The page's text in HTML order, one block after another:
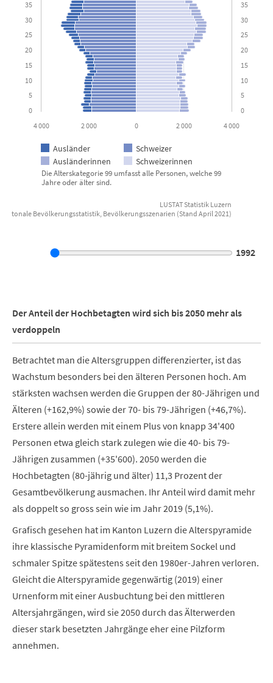
Die Alterskategorie 99 umfasst alle Personen, welche 99
Jahre oder älter sind.
Ausländer
Schweizer
Ausländerinnen
Schweizerinnen
4 000 2 000 0 2 000 4 000
0
5
10
15
20
25
30
35
0
5
10
15
20
25
30
35
LUSTAT Statistik Luzern
Kantonale Bevölkerungsstatistik, Bevölkerungsszenarien (Stand April 2021)
1992
Der Anteil der Hochbetagten wird sich bis 2050 mehr als
verdoppeln
Betrachtet man die Altersgruppen differenzierter, ist das
Wachstum besonders bei den älteren Personen hoch. Am
stärksten wachsen werden die Gruppen der 80-Jährigen und
Älteren (+162,9%) sowie der 70- bis 79-Jährigen (+46,7%).
Erstere allein werden mit einem Plus von knapp 34'400
Personen etwa gleich stark zulegen wie die 40- bis 79-
Jährigen zusammen (+35'600). 2050 werden die
Hochbetagten (80-jährig und älter) 11,3 Prozent der
Gesamtbevölkerung ausmachen. Ihr Anteil wird damit mehr
als doppelt so gross sein wie im Jahr 2019 (5,1%).
Grafisch gesehen hat im Kanton Luzern die Alterspyramide
ihre klassische Pyramidenform mit breitem Sockel und
schmaler Spitze spätestens seit den 1980er-Jahren verloren.
Gleicht die Alterspyramide gegenwärtig (2019) einer
Urnenform mit einer Ausbuchtung bei den mittleren
Altersjahrgängen, wird sie 2050 durch das Älterwerden
dieser stark besetzten Jahrgänge eher eine Pilzform
annehmen.